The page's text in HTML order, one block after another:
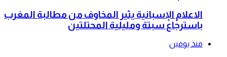
الاعلام الإسبانية يثير المخاوف من مطالبة المغرب
باسترجاع سبتة ومليلية المحتلتين
منذ يومين